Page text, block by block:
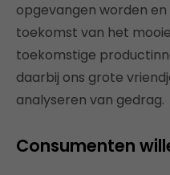
opgevangen worden
toekomst van het
toekomstige
daarbij ons grote
analyseren van gedrag.
Consumenten